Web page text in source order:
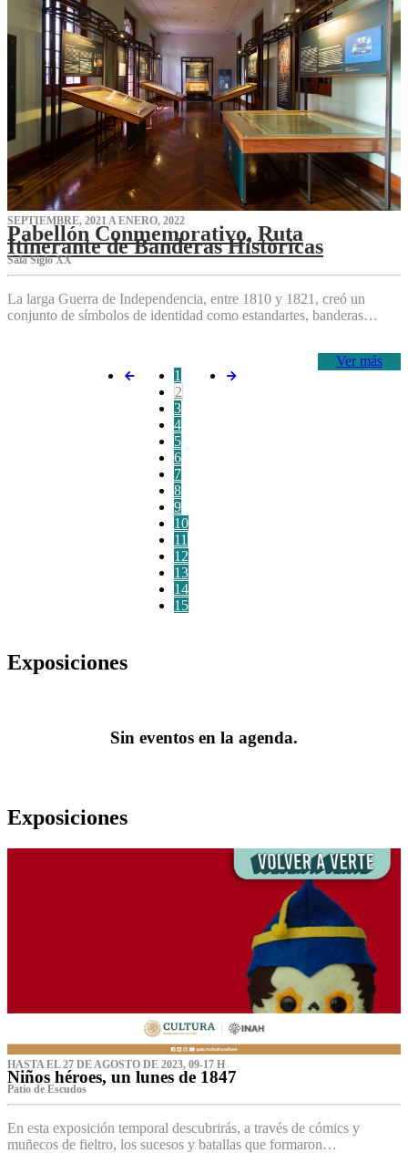
SEPTIEMBRE, 2021 A ENERO, 2022
Pabellón Conmemorativo, Ruta
Itinerante de Banderas Históricas
Sala Siglo XX
La larga Guerra de Independencia, entre 1810 y 1821, creó un
conjunto de símbolos de identidad como estandartes, banderas…
Ver más
1
2
3
4
5
6
7
8
9
10
11
12
13
14
15
Exposiciones
Sin eventos en la agenda.
Exposiciones
HASTA EL 27 DE AGOSTO DE 2023, 09-17 H
Niños héroes, un lunes de 1847
Patio de Escudos
En esta exposición temporal descubrirás, a través de cómics y
muñecos de fieltro, los sucesos y batallas que formaron…